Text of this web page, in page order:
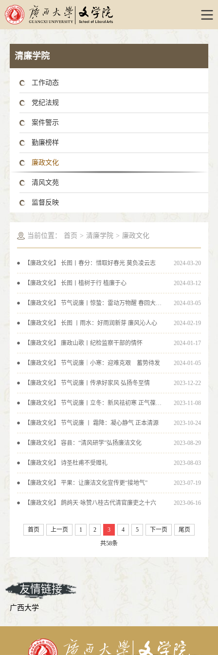
清廉学院
工作动态
党纪法规
案件警示
勤廉榜样
廉政文化
清风文苑
监督反映
当前位置： 首页 > 清廉学院 > 廉政文化
【廉政文化】 长图丨春分：惜取好春光 莫负凌云志 2024-03-20
【廉政文化】 长图丨植树于行 植廉于心 2024-03-12
【廉政文化】 节气说廉丨惊蛰：雷动万物醒 春回大地中 2024-03-05
【廉政文化】 长图 丨雨水：好雨润新芽 廉风沁人心 2024-02-19
【廉政文化】 廉政山歌丨纪检监察干部的情怀 2024-01-17
【廉政文化】 节气说廉｜小寒：迎难克艰 蓄势待发 2024-01-05
【廉政文化】 节气说廉丨传承好家风 弘扬冬至情 2023-12-22
【廉政文化】 节气说廉丨立冬：新风祛初寒 正气葆初心 2023-11-08
【廉政文化】 节气说廉 丨 霜降：凝心静气 正本清源 2023-10-24
【廉政文化】 容县：“清风研学”弘扬廉洁文化 2023-08-29
【廉政文化】 诗圣杜甫不受赠礼 2023-08-03
【廉政文化】 平果：让廉洁文化宣传更“接地气” 2023-07-19
【廉政文化】 鹧鸪天·咏赞八桂古代清官廉吏之十六 2023-06-16
首页 上一页 1 2 3 4 5 下一页
尾页
共58条
友情链接
广西大学